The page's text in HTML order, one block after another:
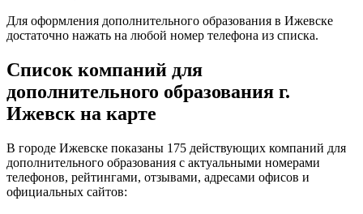
Для оформления дополнительного образования в Ижевске
достаточно нажать на любой номер телефона из списка.
Список компаний для
дополнительного образования г.
Ижевск на карте
В городе Ижевске показаны 175 действующих компаний для
дополнительного образования с актуальными номерами
телефонов, рейтингами, отзывами, адресами офисов и
официальных сайтов: